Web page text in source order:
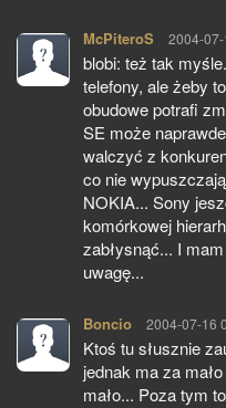
McPiteroS pisze:
2004-
blobi: też tak
telefony, ale żeby
obudowe potrafi
SE może
walczyć z
co nie
NOKIA... Sony
komórkowej
zabłysnąć... I
uwagę...
Boncio pisze:
2004-07-16
Ktoś tu słusznie
jednak ma za
mało... Poza tym